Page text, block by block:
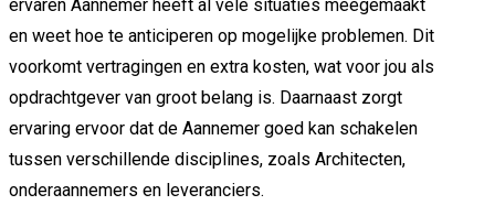
ervaren Aannemer heeft al vele situaties meegemaakt
en weet hoe te anticiperen op mogelijke problemen. Dit
voorkomt vertragingen en extra kosten, wat voor jou als
opdrachtgever van groot belang is. Daarnaast zorgt
ervaring ervoor dat de Aannemer goed kan schakelen
tussen verschillende disciplines, zoals Architecten,
onderaannemers en leveranciers.